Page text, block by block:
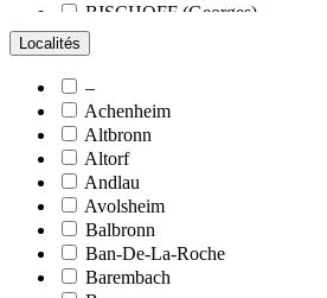
BISCHOFF (Georges)
BLANCHARD (François)
BLANCHARD (Pierre-Valentin)
BLUMENROEDER (Quentin)
BOEHLER (Jean-Michel)
BOËS (Simone)
BORNERT (René)
BOUR (Bernard)
BOURCART (Jean)
BOUVET (Maurice)
BOXBERGER (Romain)
Localités
–
Achenheim
Altbronn
Altorf
Andlau
Avolsheim
Balbronn
Ban-De-La-Roche
Barembach